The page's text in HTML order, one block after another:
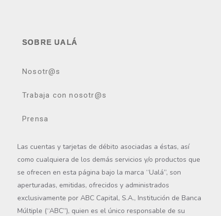
SOBRE UALÁ
Nosotr@s
Trabaja con nosotr@s
Prensa
Las cuentas y tarjetas de débito asociadas a éstas, así
como cualquiera de los demás servicios y/o productos que
se ofrecen en esta página bajo la marca “Ualá”, son
aperturadas, emitidas, ofrecidos y administrados
exclusivamente por ABC Capital, S.A., Institución de Banca
Múltiple (“ABC”), quien es el único responsable de su